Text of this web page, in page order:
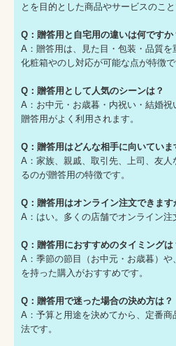
とを目的とした商品やサービスのこと
Q：贈答用と自宅用の違いは何ですか
A：贈答用は、見た目・包装・品質
化粧箱やのし対応が可能な点が特徴で
Q：贈答用として人気のシーンは？
A：お中元・お歳暮・内祝い・結婚
贈答用がよく利用されます。
Q：贈答用はどんな相手に向いていま
A：家族、親戚、取引先、上司、友人
るのが贈答用の特徴です。
Q：贈答用はオンライン注文できます
A：はい。多くの店舗でオンライン注
Q：贈答用におすすめのタイミングは
A：季節の節目（お中元・お歳暮）
を持った購入がおすすめです。
Q：贈答用で迷った場合の決め方は？
A：予算と用途を決めてから、定番
法です。